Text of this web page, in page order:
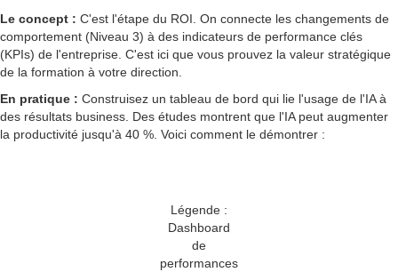
Le concept : C'est l'étape du ROI. On connecte les changements de
comportement (Niveau 3) à des indicateurs de performance clés
(KPIs) de l'entreprise. C'est ici que vous prouvez la valeur stratégique
de la formation à votre direction.
En pratique : Construisez un tableau de bord qui lie l'usage de l'IA à
des résultats business. Des études montrent que l'IA peut augmenter
la productivité jusqu'à 40 %. Voici comment le démontrer :
Légende :
Dashboard
de
performances